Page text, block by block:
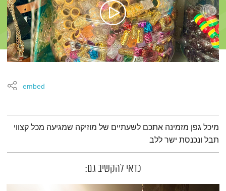
embed
תמצית הפודקאסט
מיכל גפן מזמינה אתכם לשעתיים של מוזיקה שמגיעה מכל קצווי
תבל ונכנסת ישר ללב
כדאי להקשיב גם: